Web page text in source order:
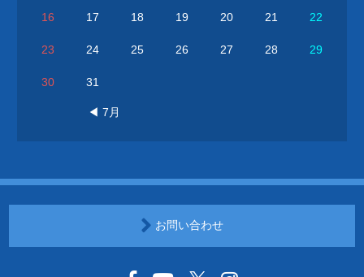
16 17 18 19 20 21 22
23 24 25 26 27 28 29
30 31
◀ 7月
お問い合わせ